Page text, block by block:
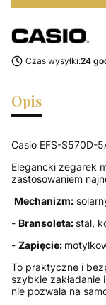
Czas wysyłki:24
Opis
Casio EFS-S570D-
Elegancki zegarek
zastosowaniem
Mechanizm:
- Bransoleta: stal,
- Zapięcie:
To praktyczne i
szybkie
nie pozwala na